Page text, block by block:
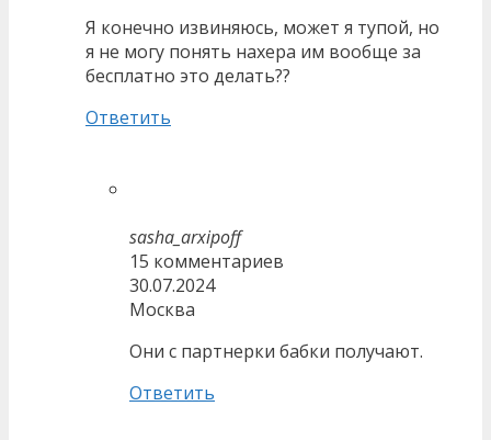
Я конечно извиняюсь, может я тупой, но
я не могу понять нахера им вообще за
бесплатно это делать??
Ответить
sasha_arxipoff
15 комментариев
30.07.2024
Москва
Они с партнерки бабки получают.
Ответить